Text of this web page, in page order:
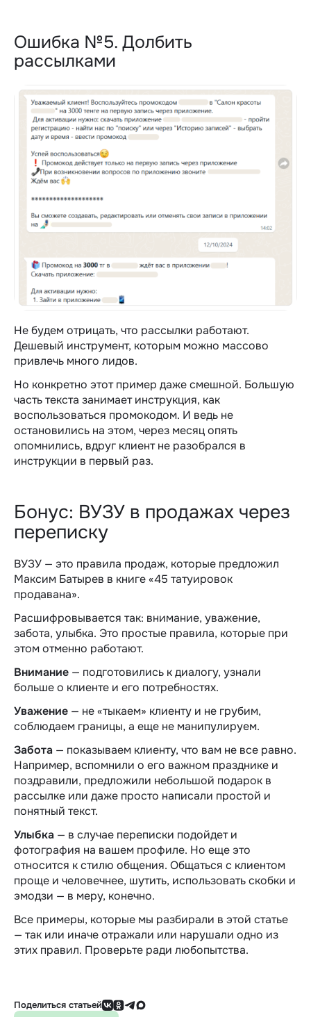
Ошибка №5. Долбить
рассылками
Не будем отрицать, что рассылки работают.
Дешевый инструмент, которым можно массово
привлечь много лидов.
Но конкретно этот пример даже смешной. Большую
часть текста занимает инструкция, как
воспользоваться промокодом. И ведь не
остановились на этом, через месяц опять
опомнились, вдруг клиент не разобрался в
инструкции в первый раз.
Бонус: ВУЗУ в продажах через
переписку
ВУЗУ — это правила продаж, которые предложил
Максим Батырев в книге «‎45 татуировок
продавана».
Расшифровывается так: внимание, уважение,
забота, улыбка. Это простые правила, которые при
этом отменно работают.
Внимание — подготовились к диалогу, узнали
больше о клиенте и его потребностях.
Уважение — не «тыкаем» клиенту и не грубим,
соблюдаем границы, а еще не манипулируем.
Забота — показываем клиенту, что вам не все равно.
Например, вспомнили о его важном празднике и
поздравили, предложили небольшой подарок в
рассылке или даже просто написали простой и
понятный текст.
Улыбка — в случае переписки подойдет и
фотография на вашем профиле. Но еще это
относится к стилю общения. Общаться с клиентом
проще и человечнее, шутить, использовать скобки и
эмодзи — в меру, конечно.
Все примеры, которые мы разбирали в этой статье
— так или иначе отражали или нарушали одно из
этих правил. Проверьте ради любопытства.
Поделиться статьей